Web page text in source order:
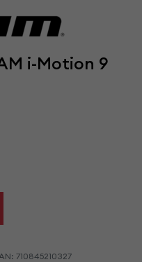
i-Motion 9
710845210327